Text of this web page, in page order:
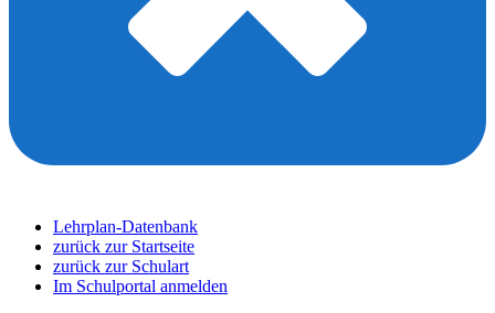
Lehrplan-Datenbank
zurück zur Startseite
zurück zur Schulart
Im Schulportal anmelden